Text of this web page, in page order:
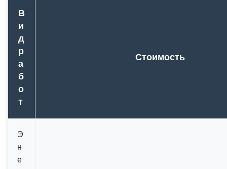
В
и
д
р
а
б
о
т
Стоимость
Э
н
е